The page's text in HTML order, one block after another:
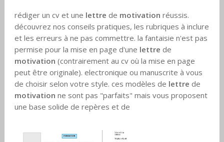
rédiger un cv et une lettre de motivation réussis.
découvrez nos conseils pratiques, les rubriques à inclure
et les erreurs à ne pas commettre. la fantaisie n'est pas
permise pour la mise en page d'une lettre de
motivation (contrairement au cv où la mise en page
peut être originale). electronique ou manuscrite à vous
de choisir selon votre style. ces modèles de lettre de
motivation ne sont pas "parfaits" mais vous proposent
une base solide de repères et de